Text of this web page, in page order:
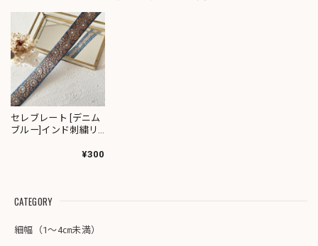
セレブレート [デニム
ブルー]インド刺繍リ
¥300
CATEGORY
細幅（1～4㎝未満）